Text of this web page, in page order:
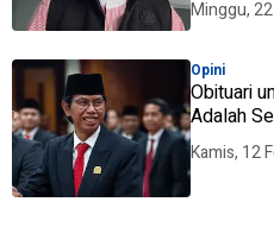
Minggu,
Opini
Obituari
Adalah
Kamis, 12